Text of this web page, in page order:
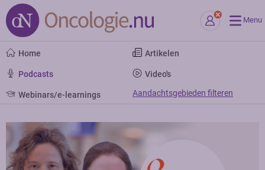
Menu
Home Artikelen
Podcasts Video's
Webinars/e-learnings Aandachtsgebieden filteren